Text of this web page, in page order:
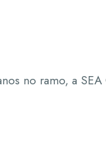
no ramo, a